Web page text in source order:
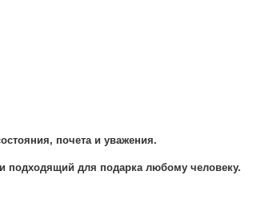
почета и уважения.
подходящий для подарка любому человеку.